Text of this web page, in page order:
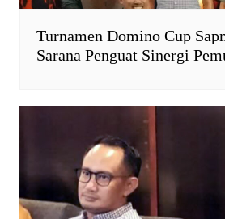
Turnamen Domino Cup
Sarana Penguat Sinergi